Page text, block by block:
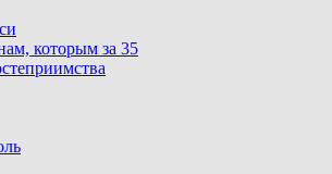
которым за 35